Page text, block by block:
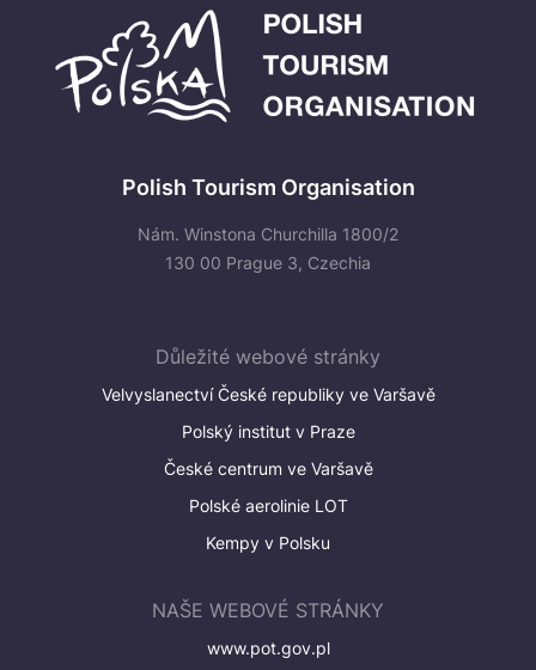
Polish Tourism Organisation
Nám. Winstona Churchilla 1800/2
130 00 Prague 3, Czechia
Důležité webové stránky
Velvyslanectví České republiky ve Varšavě
Polský institut v Praze
České centrum ve Varšavě
Polské aerolinie LOT
Kempy v Polsku
NAŠE WEBOVÉ STRÁNKY
www.pot.gov.pl